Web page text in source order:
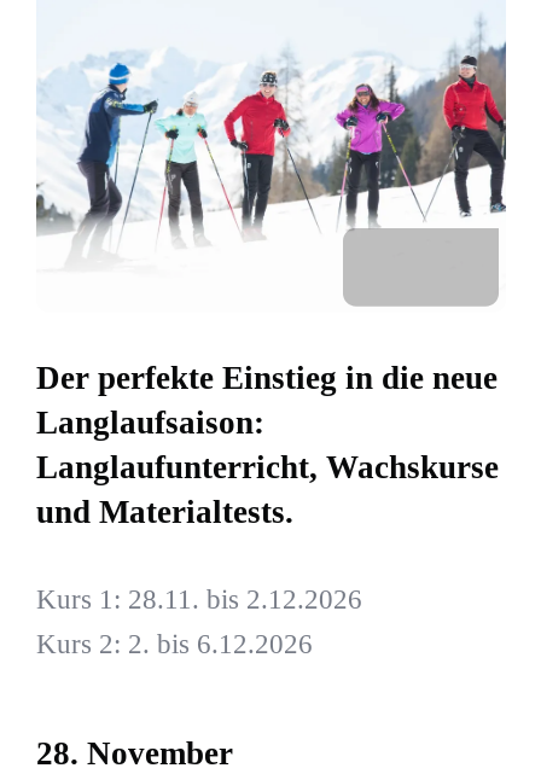
Der perfekte Einstieg in die neue
Langlaufsaison:
Langlaufunterricht, Wachskurse
und Materialtests.
Kurs 1: 28.11. bis 2.12.2026
Kurs 2: 2. bis 6.12.2026
28. November